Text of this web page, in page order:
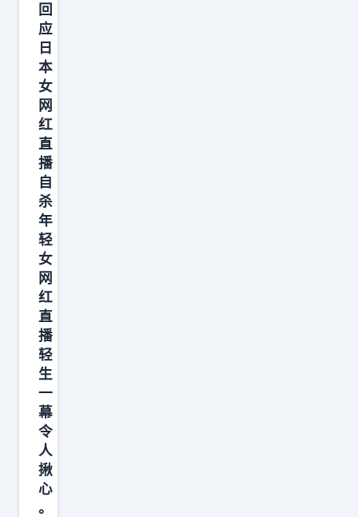
日
本
女
网
红
直
播
出
现
极
端
举
动
，
警
方
联
合
消
防
火
速
回
应
日
本
女
网
红
直
播
自
杀
年
轻
女
网
红
直
播
轻
生
一
幕
令
人
揪
心
。